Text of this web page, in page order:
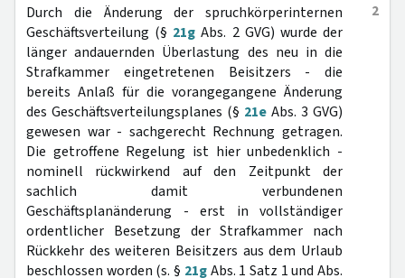
2
Durch die Änderung der spruchkörperinternen
Geschäftsverteilung (§ 21g Abs. 2 GVG) wurde der
länger andauernden Überlastung des neu in die
Strafkammer eingetretenen Beisitzers - die
bereits Anlaß für die vorangegangene Änderung
des Geschäftsverteilungsplanes (§ 21e Abs. 3 GVG)
gewesen war - sachgerecht Rechnung getragen.
Die getroffene Regelung ist hier unbedenklich -
nominell rückwirkend auf den Zeitpunkt der
sachlich damit verbundenen
Geschäftsplanänderung - erst in vollständiger
ordentlicher Besetzung der Strafkammer nach
Rückkehr des weiteren Beisitzers aus dem Urlaub
beschlossen worden (s. § 21gAbs. 1 Satz 1 und Abs.